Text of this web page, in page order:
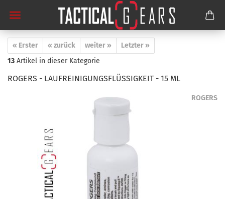
« Erster « zurück weiter »
Letzter »
13 Artikel in dieser Kategorie
ROGERS - LAUFREINIGUNGSFLÜSSIGKEIT - 15 ML
ROGERS